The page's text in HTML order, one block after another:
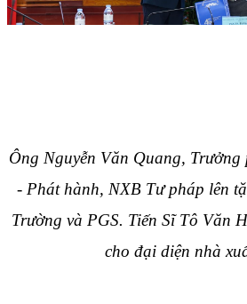
Ông Nguyễn Văn Quang, Trưởng
- Phát hành, NXB Tư pháp lên
Trường và PGS. Tiến Sĩ Tô Văn
cho đại diện nhà